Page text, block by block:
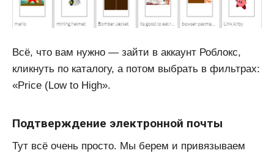
Всё, что вам нужно — зайти в аккаунт Роблокс,
кликнуть по каталогу, а потом выбрать в фильтрах:
«Price (Low to High».
Подтверждение электронной почты
Тут всё очень просто. Мы берем и привязываем